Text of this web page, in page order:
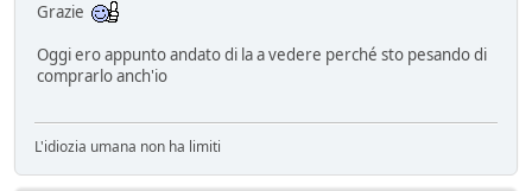
Grazie
Oggi ero appunto andato di la a vedere perché sto pesando di
comprarlo anch'io
L'idiozia umana non ha limiti